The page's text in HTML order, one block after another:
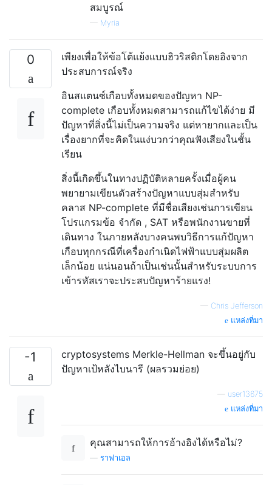
สมบูรณ์
— Myria
0
เพียงเพื่อให้ข้อโต้แย้งแบบฮิวริสติกโดยอิงจาก
ประสบการณ์จริง
อินสแตนซ์เกือบทั้งหมดของปัญหา NP-
complete เกือบทั้งหมดสามารถแก้ไขได้ง่าย มี
ปัญหาที่สิ่งนี้ไม่เป็นความจริง แต่หายากและเป็น
เรื่องยากที่จะคิดในแง่บวกว่าคุณฟังเสียงในชั้น
เรียน
สิ่งนี้เกิดขึ้นในทางปฏิบัติหลายครั้งเมื่อผู้คน
พยายามเขียนตัวสร้างปัญหาแบบสุ่มสำหรับ
คลาส NP-complete ที่มีชื่อเสียงเช่นการเขียน
โปรแกรมข้อ จำกัด , SAT หรือพนักงานขายที่
เดินทาง ในภายหลังบางคนพบวิธีการแก้ปัญหา
เกือบทุกกรณีที่เครื่องกำเนิดไฟฟ้าแบบสุ่มผลิต
เล็กน้อย แน่นอนถ้าเป็นเช่นนั้นสำหรับระบบการ
เข้ารหัสเราจะประสบปัญหาร้ายแรง!
— Chris Jefferson
แหล่งที่มา
-1
cryptosystems Merkle-Hellman จะขึ้นอยู่กับ
ปัญหาเป้หลังไบนารี (ผลรวมย่อย)
user13675
แหล่งที่มา
คุณสามารถให้การอ้างอิงได้หรือไม่?
ราฟาเอล